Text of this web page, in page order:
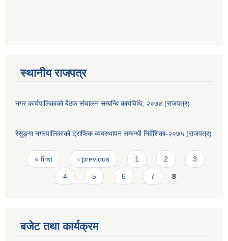
स्थानीय राजपत्र
नगर कार्यपालिकाको बैठक संचालन सम्बन्धि कार्यविधि, २०७४ (राजपत्र)
रेसुङ्गा नगरपालिकाको ट्राफिक व्यवस्थापन सम्बन्धी निर्देशिका-२०७५ (राजपत्र)
Pages
« first ‹ previous 1 2 3
4 5 6 7 8
बजेट तथा कार्यक्रम